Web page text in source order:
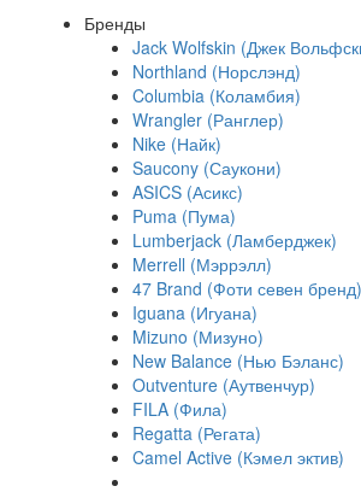
Бренды
Jack Wolfskin (Джек
Northland (Норслэнд)
Columbia (Коламбия)
Wrangler (Ранглер)
Nike (Найк)
Saucony (Саукони)
ASICS (Асикс)
Puma (Пума)
Lumberjack (Ламберджек)
Merrell (Мэррэлл)
47 Brand (Фоти севен бренд)
Iguana (Игуана)
Mizuno (Мизуно)
New Balance (Нью Бэланс)
Outventure (Аутвенчур)
FILA (Фила)
Regatta (Регата)
Camel Active (Кэмел эктив)